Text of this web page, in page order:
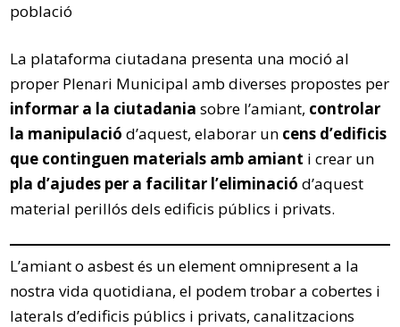
població
La plataforma ciutadana presenta una moció al
proper Plenari Municipal amb diverses propostes per
informar a la ciutadania sobre l’amiant, controlar
la manipulació d’aquest, elaborar un cens d’edificis
que continguen materials amb amiant i crear un
pla d’ajudes per a facilitar l’eliminació d’aquest
material perillós dels edificis públics i privats.
L’amiant o asbest és un element omnipresent a la
nostra vida quotidiana, el podem trobar a cobertes i
laterals d’edificis públics i privats, canalitzacions